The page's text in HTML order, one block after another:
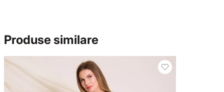
Produse similare